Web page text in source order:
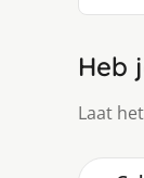
Heb
Laat